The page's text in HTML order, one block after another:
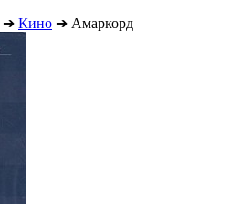
➔ Кино ➔ Амаркорд